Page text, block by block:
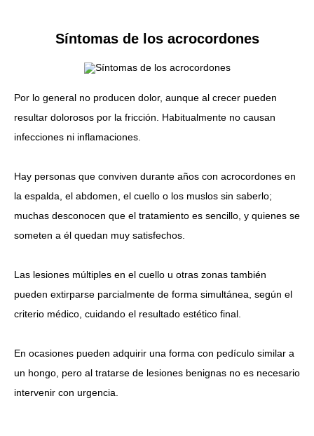
Síntomas de los acrocordones
Por lo general no producen dolor, aunque al crecer pueden
resultar dolorosos por la fricción. Habitualmente no causan
infecciones ni inflamaciones.
Hay personas que conviven durante años con acrocordones en
la espalda, el abdomen, el cuello o los muslos sin saberlo;
muchas desconocen que el tratamiento es sencillo, y quienes se
someten a él quedan muy satisfechos.
Las lesiones múltiples en el cuello u otras zonas también
pueden extirparse parcialmente de forma simultánea, según el
criterio médico, cuidando el resultado estético final.
En ocasiones pueden adquirir una forma con pedículo similar a
un hongo, pero al tratarse de lesiones benignas no es necesario
intervenir con urgencia.